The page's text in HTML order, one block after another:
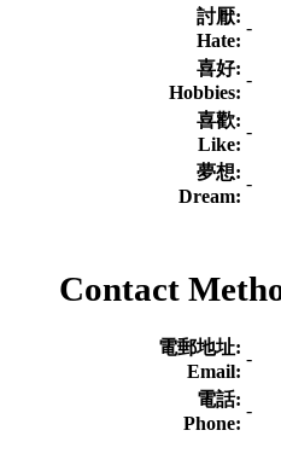
討厭:
Hate:
-
喜好:
Hobbies:
-
喜歡:
Like:
-
夢想:
Dream:
-
Contact
電郵地址:
Email:
-
電話:
Phone:
-